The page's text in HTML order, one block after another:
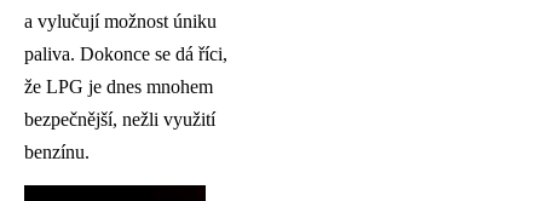
a vylučují možnost úniku
paliva. Dokonce se dá říci,
že LPG je dnes mnohem
bezpečnější, nežli využití
benzínu.